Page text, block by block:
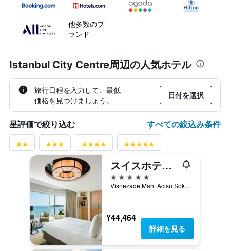
他多数のブ
ランド
Istanbul City Centre周辺の人気ホテル
旅行日程を入力して、最低
価格を見つけましょう。
日付を選択
星評価で絞り込む すべての絞込み条件
スイスホテル ザ ボスポラス イスタンブール
5つ星
Visnezade Mah. Acisu Sok. NO. 19, イスタンブール, トルコ
¥44,464
詳細を見る